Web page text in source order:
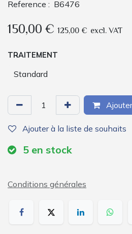
Reference : B6476
150,00€ 125,00 € excl. VAT
TRAITEMENT
Ajouter à la liste de souhaits
5 en stock
Conditions générales